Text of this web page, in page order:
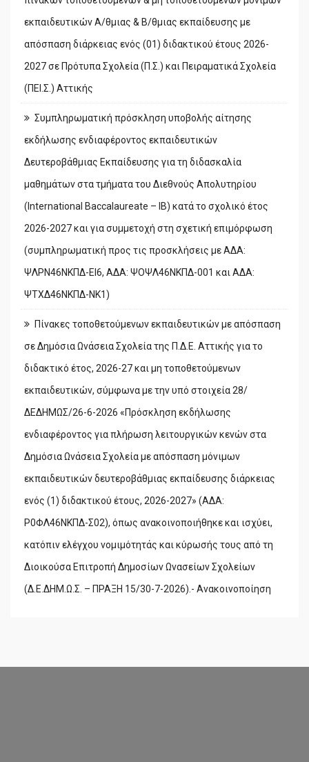
εκπαιδευτικών Α/θμιας & Β/θμιας εκπαίδευσης με
απόσπαση διάρκειας ενός (01) διδακτικού έτους 2026-
2027 σε Πρότυπα Σχολεία (Π.Σ.) και Πειραματικά Σχολεία
(ΠΕΙ.Σ.) Αττικής
Συμπληρωματική πρόσκληση υποβολής αίτησης
εκδήλωσης ενδιαφέροντος εκπαιδευτικών
Δευτεροβάθμιας Εκπαίδευσης για τη διδασκαλία
μαθημάτων στα τμήματα του Διεθνούς Απολυτηρίου
(International Baccalaureate – IB) κατά το σχολικό έτος
2026-2027 και για συμμετοχή στη σχετική επιμόρφωση
(συμπληρωματική προς τις προσκλήσεις με ΑΔΑ:
ΨΛΡΝ46ΝΚΠΔ-ΕΙ6, ΑΔΑ: ΨΟΨΛ46ΝΚΠΔ-001 και ΑΔΑ:
ΨΤΧΔ46ΝΚΠΔ-ΝΚ1)
Πίνακες τοποθετούμενων εκπαιδευτικών με απόσπαση
σε Δημόσια Ωνάσεια Σχολεία της Π.Δ.Ε. Αττικής για το
διδακτικό έτος, 2026-27 και μη τοποθετούμενων
εκπαιδευτικών, σύμφωνα με την υπό στοιχεία 28/
ΔΕΔΗΜΩΣ/26-6-2026 «Πρόσκληση εκδήλωσης
ενδιαφέροντος για πλήρωση λειτουργικών κενών στα
Δημόσια Ωνάσεια Σχολεία με απόσπαση μόνιμων
εκπαιδευτικών δευτεροβάθμιας εκπαίδευσης διάρκειας
ενός (1) διδακτικού έτους, 2026-2027» (ΑΔΑ:
Ρ0ΦΛ46ΝΚΠΔ-Σ02), όπως ανακοινοποιήθηκε και ισχύει,
κατόπιν ελέγχου νομιμότητάς και κύρωσής τους από τη
Διοικούσα Επιτροπή Δημοσίων Ωνασείων Σχολείων
(Δ.Ε.ΔΗΜ.Ω.Σ. – ΠΡΑΞΗ 15/30-7-2026).- Ανακοινοποίηση